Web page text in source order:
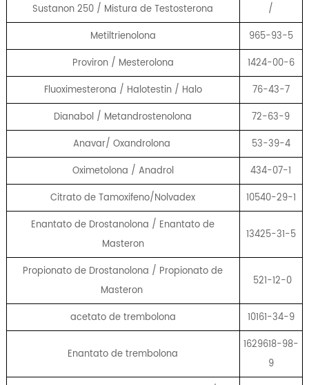
Sustanon 250 / Mistura de Testosterona
/
Metiltrienolona
965-93-5
Proviron / Mesterolona
1424-00-6
Fluoximesterona / Halotestin / Halo
76-43-7
Dianabol / Metandrostenolona
72-63-9
Anavar/ Oxandrolona
53-39-4
Oximetolona / Anadrol
434-07-1
Citrato de Tamoxifeno/Nolvadex
10540-29-1
Enantato de Drostanolona / Enantato de
Masteron
13425-31-5
Propionato de Drostanolona / Propionato de
Masteron
521-12-0
acetato de trembolona 10161-34-9
Enantato de trembolona
1629618-98-
9